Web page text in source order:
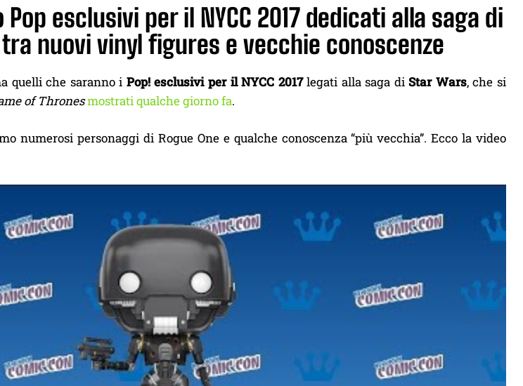
esclusivi per il NYCC 2017 dedicati alla saga di
nuovi vinyl figures e vecchie conoscenze
quelli che saranno i Pop! esclusivi per il NYCC 2017legati alla saga diStar Wars, che si
of Thronesmostrati qualche giorno fa.
numerosi personaggi di Rogue One e qualche conoscenza “più vecchia”. Ecco la video